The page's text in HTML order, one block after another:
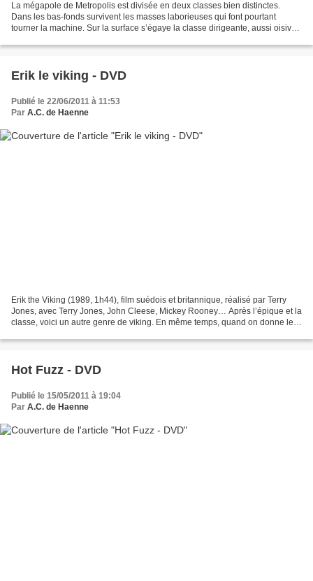
La mégapole de Metropolis est divisée en deux classes bien distinctes.
Dans les bas-fonds survivent les masses laborieuses qui font pourtant
tourner la machine. Sur la surface s’égaye la classe dirigeante, aussi oisive
Erik le viking - DVD
Publié le 22/06/2011 à 11:53
Par A.C. de Haenne
Erik the Viking (1989, 1h44), film suédois et britannique, réalisé par Terry
Jones, avec Terry Jones, John Cleese, Mickey Rooney… Après l’épique et la
classe, voici un autre genre de viking. En même temps, quand on donne les
Hot Fuzz - DVD
Publié le 15/05/2011 à 19:04
Par A.C. de Haenne